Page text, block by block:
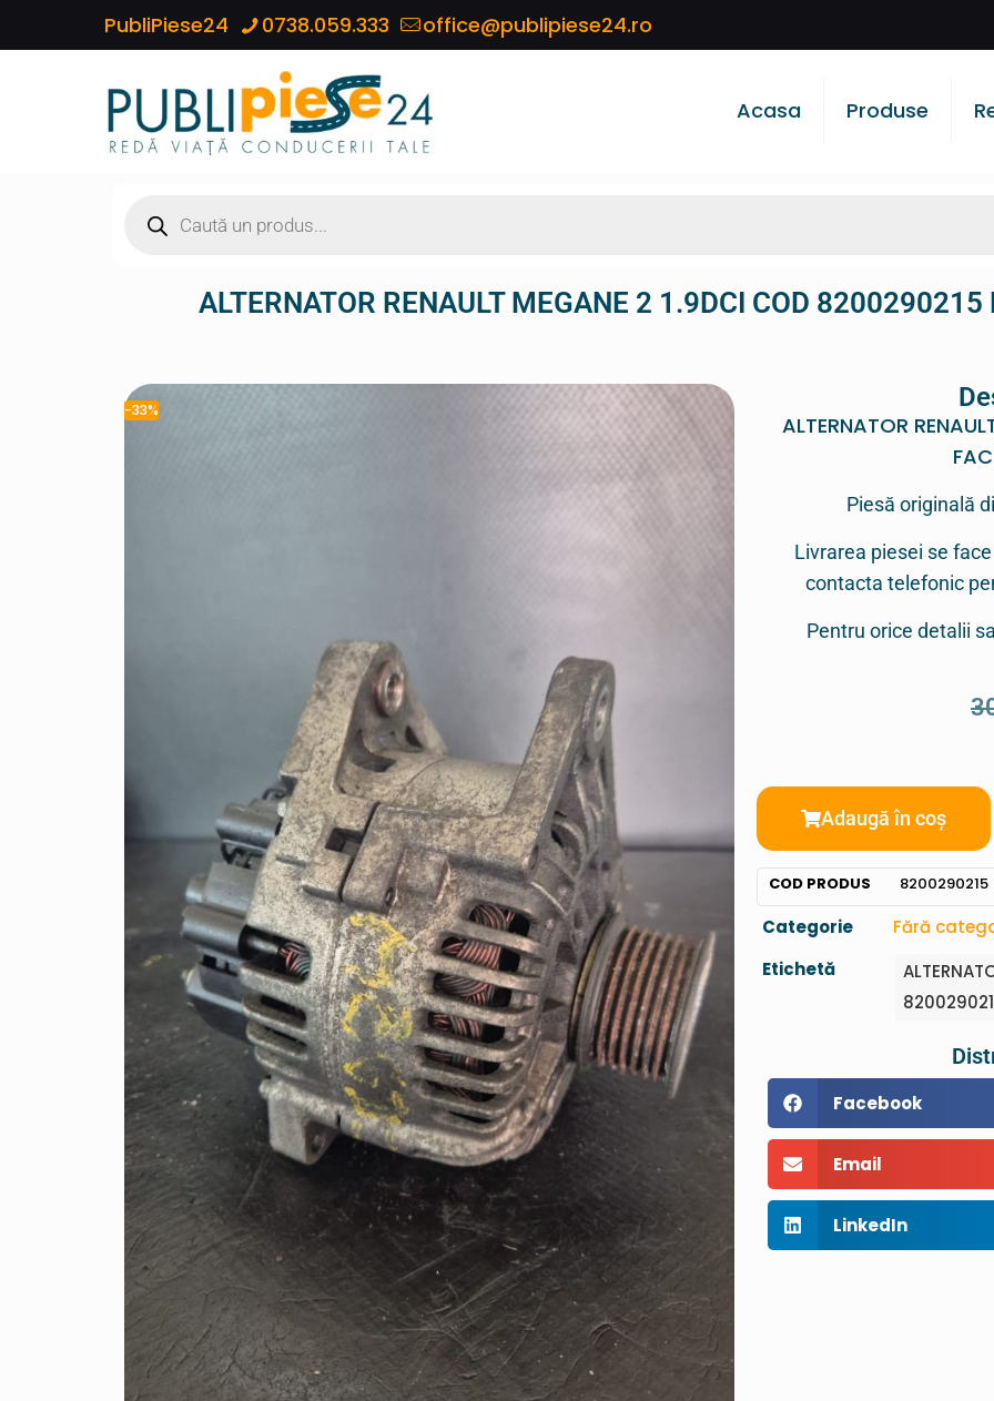
PubliPiese24 0738.059.333 office@publipiese24.ro
Acasa Produse
ALTERNATOR RENAULT MEGANE 2 1.9DCI COD 8200290215
-33%
ALTERNATOR
Piesă originală
Livrarea piesei se
contacta telefonic
Pentru orice detalii
Adaugă în coș
COD PRODUS 8200290215
Categorie
Fără
Etichetă
Facebook
Email
LinkedIn